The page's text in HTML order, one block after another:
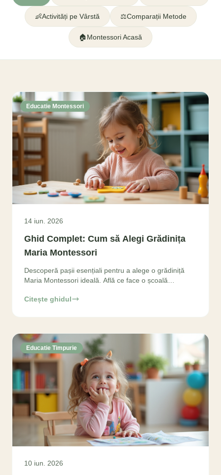
👶Activități pe Vârstă ⚖️Comparații Metode
🏠Montessori Acasă
Educatie Montessori
14 iun. 2026
Ghid Complet: Cum să Alegi Grădinița
Maria Montessori
Descoperă pașii esențiali pentru a alege o grădiniță
Maria Montessori ideală. Află ce face o școală
Citește ghidul
Educatie Timpurie
10 iun. 2026